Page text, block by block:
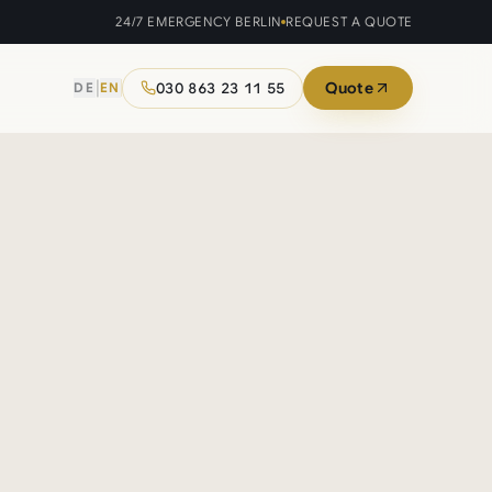
24/7 EMERGENCY BERLIN REQUEST A QUOTE
DE EN 030 863 23 11 55 Quote